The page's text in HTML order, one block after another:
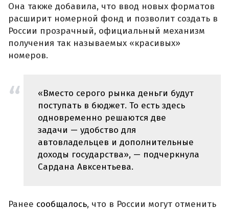
Она также добавила, что ввод новых форматов
расширит номерной фонд и позволит создать в
России прозрачный, официальный механизм
получения так называемых «красивых»
номеров.
«Вместо серого рынка деньги будут
поступать в бюджет. То есть здесь
одновременно решаются две
задачи — удобство для
автовладельцев и дополнительные
доходы государства», — подчеркнула
Сардана Авксентьева.
Ранее сообщалось, что в России могут отменить